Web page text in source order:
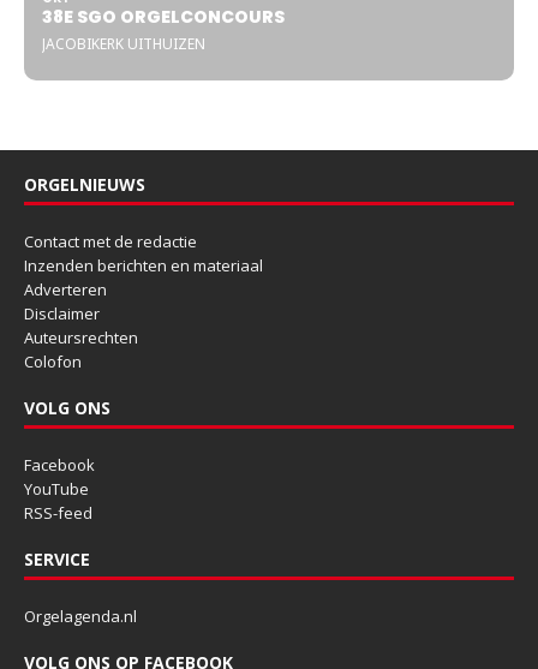
38E SGO ORGELCONCOURS
JACOBIKERK UITHUIZEN
ORGELNIEUWS
Contact met de redactie
Inzenden berichten en materiaal
Adverteren
Disclaimer
Auteursrechten
Colofon
VOLG ONS
Facebook
YouTube
RSS-feed
SERVICE
Orgelagenda.nl
VOLG ONS OP FACEBOOK